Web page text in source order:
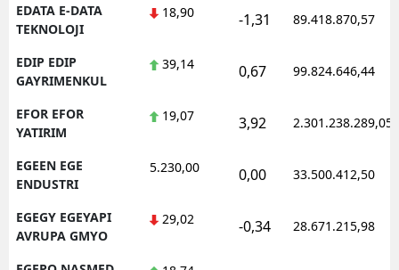
EDATA E-DATA
TEKNOLOJI
18,90 -1,31 89.418.870,57
EDIP EDIP
GAYRIMENKUL
39,14 0,67 99.824.646,44
EFOR EFOR
YATIRIM
19,07 3,92 2.301.238.289,05
EGEEN EGE
ENDUSTRI
5.230,00 0,00 33.500.412,50
EGEGY EGEYAPI
AVRUPA GMYO
29,02 -0,34 28.671.215,98